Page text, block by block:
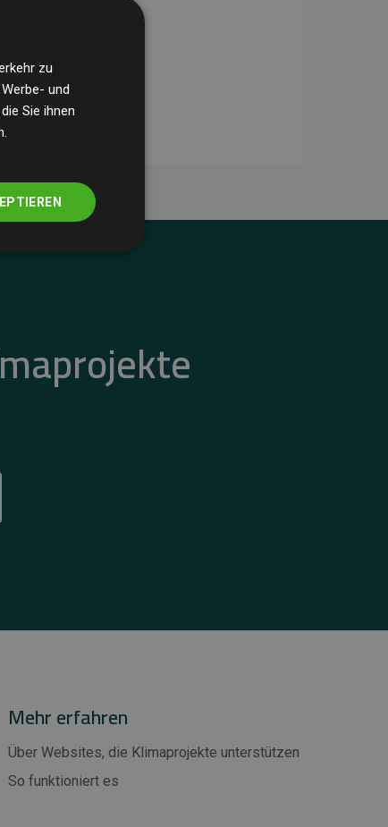
Mehr erfahren
Über Websites, die Klimaprojekte unterstützen
So funktioniert es
zu
und
Sie ihnen